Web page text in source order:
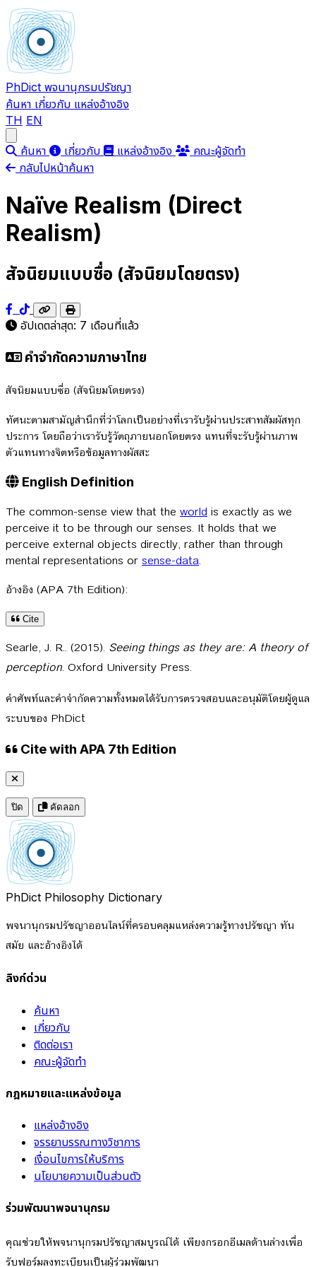
PhDict พจนานุกรมปรัชญา
ค้นหา เกี่ยวกับ แหล่งอ้างอิง
TH EN
ค้นหา เกี่ยวกับ แหล่งอ้างอิง
คณะผู้จัดทำ
กลับไปหน้าค้นหา
Naïve Realism (Direct
Realism)
สัจนิยมแบบซื่อ (สัจนิยมโดยตรง)
อัปเดตล่าสุด: 7 เดือนที่แล้ว
คำจำกัดความภาษาไทย
สัจนิยมแบบซื่อ (สัจนิยมโดยตรง)
ทัศนะตามสามัญสำนึกที่ว่าโลกเป็นอย่างที่เรารับรู้ผ่านประสาทสัมผัสทุก
ประการ โดยถือว่าเรารับรู้วัตถุภายนอกโดยตรง แทนที่จะรับรู้ผ่านภาพ
ตัวแทนทางจิตหรือข้อมูลทางผัสสะ
English Definition
The common-sense view that the world is exactly as we
perceive it to be through our senses. It holds that we
perceive external objects directly, rather than through
mental representations or sense-data.
อ้างอิง (APA 7th Edition):
Cite
Searle, J. R.. (2015). Seeing things as they are: A theory of
perception. Oxford University Press.
คำศัพท์และคำจำกัดความทั้งหมดได้รับการตรวจสอบและอนุมัติโดยผู้ดูแล
ระบบของ PhDict
Cite with APA 7th Edition
ปิด คัดลอก
PhDict Philosophy Dictionary
พจนานุกรมปรัชญาออนไลน์ที่ครอบคลุมแหล่งความรู้ทางปรัชญา ทัน
สมัย และอ้างอิงได้
ลิงก์ด่วน
ค้นหา
เกี่ยวกับ
ติดต่อเรา
คณะผู้จัดทำ
กฎหมายและแหล่งข้อมูล
แหล่งอ้างอิง
จรรยาบรรณทางวิชาการ
เงื่อนไขการให้บริการ
นโยบายความเป็นส่วนตัว
ร่วมพัฒนาพจนานุกรม
คุณช่วยให้พจนานุกรมปรัชญาสมบูรณ์ได้ เพียงกรอกอีเมลด้านล่างเพื่อ
รับฟอร์มลงทะเบียนเป็นผู้ร่วมพัฒนา